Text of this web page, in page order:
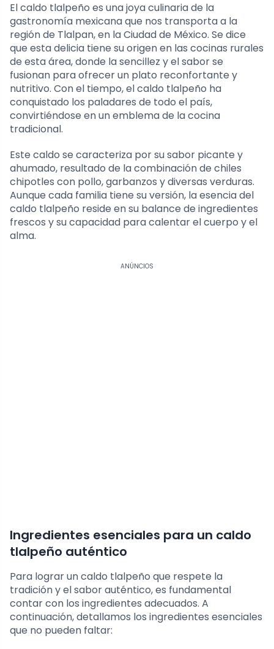
El caldo tlalpeño es una joya culinaria de la
gastronomía mexicana que nos transporta a la
región de Tlalpan, en la Ciudad de México. Se dice
que esta delicia tiene su origen en las cocinas rurales
de esta área, donde la sencillez y el sabor se
fusionan para ofrecer un plato reconfortante y
nutritivo. Con el tiempo, el caldo tlalpeño ha
conquistado los paladares de todo el país,
convirtiéndose en un emblema de la cocina
tradicional.
Este caldo se caracteriza por su sabor picante y
ahumado, resultado de la combinación de chiles
chipotles con pollo, garbanzos y diversas verduras.
Aunque cada familia tiene su versión, la esencia del
caldo tlalpeño reside en su balance de ingredientes
frescos y su capacidad para calentar el cuerpo y el
alma.
ANÚNCIOS
Ingredientes esenciales para un caldo
tlalpeño auténtico
Para lograr un caldo tlalpeño que respete la
tradición y el sabor auténtico, es fundamental
contar con los ingredientes adecuados. A
continuación, detallamos los ingredientes esenciales
que no pueden faltar: